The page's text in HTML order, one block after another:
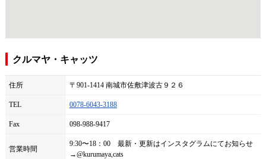
クルマヤ・キャッツ
住所 〒901-1414 南城市佐敷津波古９２６
TEL 0078-6043-3188
Fax 098-988-9417
営業時間
9:30〜18：00 最新・更新はインスタグラムにてお知らせ
→@kurumaya,cats